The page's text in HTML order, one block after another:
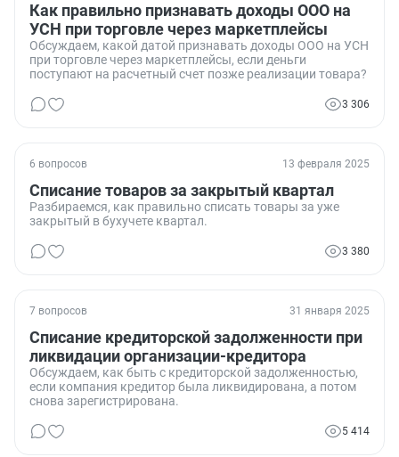
Как правильно признавать доходы ООО на
УСН при торговле через маркетплейсы
Обсуждаем, какой датой признавать доходы ООО на УСН
при торговле через маркетплейсы, если деньги
поступают на расчетный счет позже реализации товара?
3 306
6 вопросов 13 февраля 2025
Списание товаров за закрытый квартал
Разбираемся, как правильно списать товары за уже
закрытый в бухучете квартал.
3 380
7 вопросов 31 января 2025
Списание кредиторской задолженности при
ликвидации организации-кредитора
Обсуждаем, как быть с кредиторской задолженностью,
если компания кредитор была ликвидирована, а потом
снова зарегистрирована.
5 414